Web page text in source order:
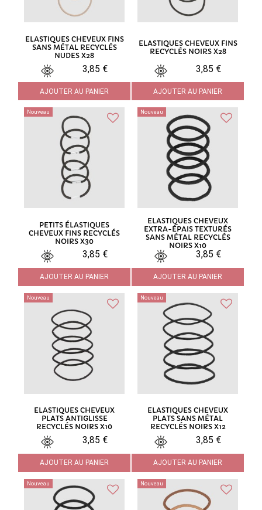
ELASTIQUES CHEVEUX FINS
SANS MÉTAL RECYCLÉS
NUDES X28
3,85 €
AJOUTER AU PANIER
ELASTIQUES CHEVEUX FINS
RECYCLÉS NOIRS X28
3,85 €
AJOUTER AU PANIER
Nouveau
PETITS ÉLASTIQUES
CHEVEUX FINS RECYCLÉS
NOIRS X30
3,85 €
AJOUTER AU PANIER
Nouveau
ELASTIQUES CHEVEUX
EXTRA-ÉPAIS TEXTURÉS
SANS MÉTAL RECYCLÉS
NOIRS X10
3,85 €
AJOUTER AU PANIER
Nouveau
ELASTIQUES CHEVEUX
PLATS ANTIGLISSE
RECYCLÉS NOIRS X10
3,85 €
AJOUTER AU PANIER
Nouveau
ELASTIQUES CHEVEUX
PLATS SANS MÉTAL
RECYCLÉS NOIRS X12
3,85 €
AJOUTER AU PANIER
Nouveau Nouveau